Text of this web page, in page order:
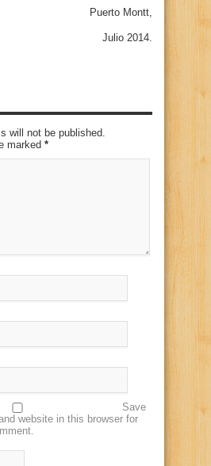
Puerto Montt,
Julio 2014.
will not be published.
marked *
Save
website in this browser for